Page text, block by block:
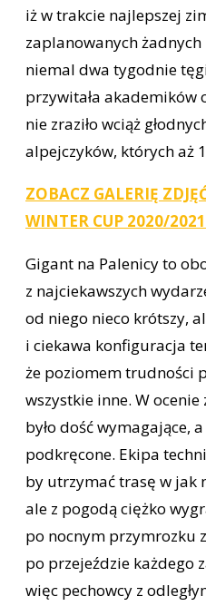
iż w trakcie najlepszej
zaplanowanych
niemal dwa tygodnie
przywitała akademików
nie zraziło wciąż
alpejczyków, których aż
ZOBACZ GALERIĘ
WINTER CUP 2020/
Gigant na Palenicy to
z najciekawszych
od niego nieco krótszy,
i ciekawa konfiguracja
że poziomem trudności
wszystkie inne. W
było dość wymagające,
podkręcone. Ekipa
by utrzymać trasę w jak
ale z pogodą ciężko
po nocnym przymrozku
po przejeździe każdego
więc pechowcy z